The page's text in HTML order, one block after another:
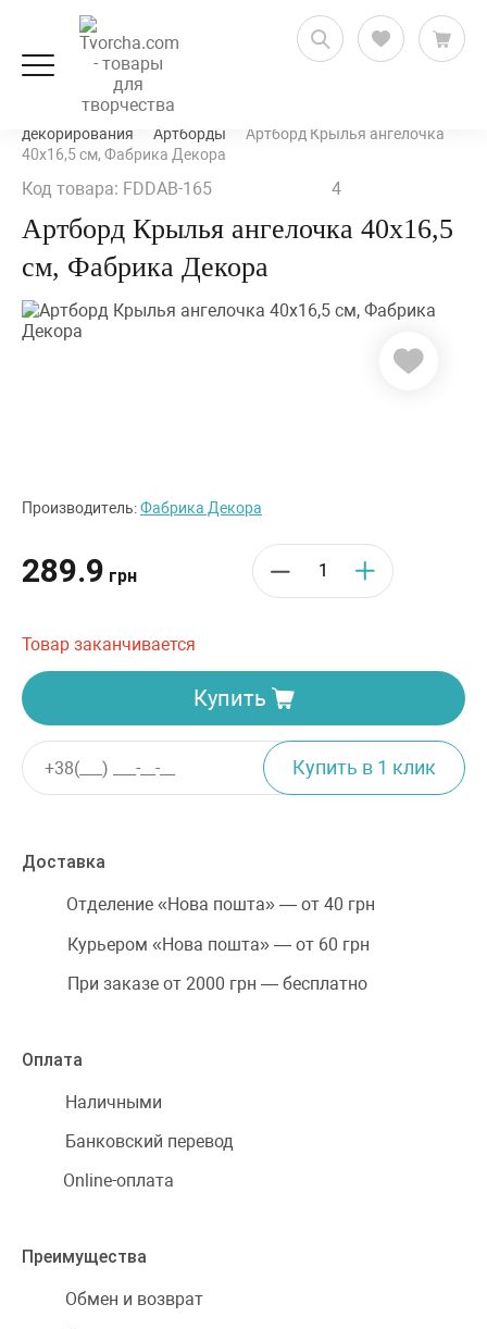
Декорирование и декупаж
декорирования
Артборды
Артборд Крылья ангелочка
40х16,5 см, Фабрика Декора
Код товара: FDDAB-165 4
Артборд Крылья ангелочка 40х16,5
см, Фабрика Декора
Производитель:Фабрика Декора
289.9 грн
Товар заканчивается
Купить
Доставка
Отделение «Нова пошта» — от 40 грн
Курьером «Нова пошта» — от 60 грн
При заказе от 2000 грн — бесплатно
Оплата
Наличными
Банковский перевод
Online-оплата
Преимущества
Обмен и возврат